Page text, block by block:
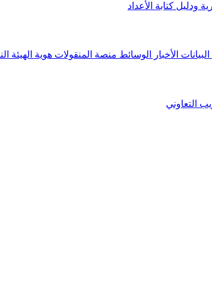
ودليل كتابة الأعداد
الأخبار الوسائط منصة المنقولات هوية الهيئة
التعاوني